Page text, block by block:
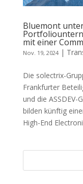
Bluemont
mit einer
Nov. 19, 2024|
Die solectrix-
Frankfurter
und die ASSDEV-
bilden künftig
High-End